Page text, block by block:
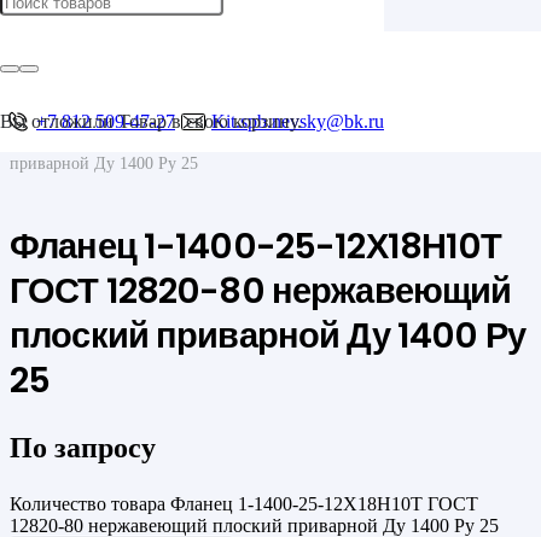
+7 812 509-47-27 Kit.spb.nevsky@bk.ru
Вы отложилиТоварв свою корзину.
Главная
/
приварной Ду 1400 Ру 25
Фланец 1-1400-25-12Х18Н10Т
ГОСТ 12820-80 нержавеющий
плоский приварной Ду 1400 Ру
25
По запросу
Количество товара Фланец 1-1400-25-12Х18Н10Т ГОСТ
12820-80 нержавеющий плоский приварной Ду 1400 Ру 25